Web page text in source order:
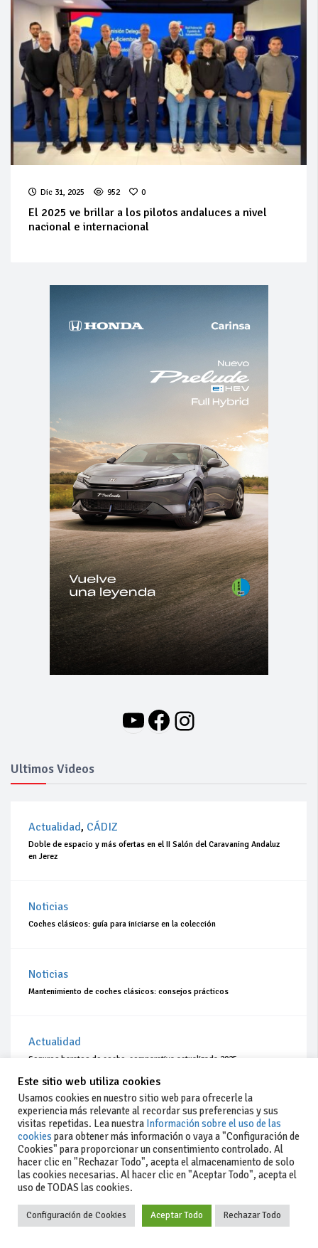
Dic 31, 2025 952 0
El 2025 ve brillar a los pilotos andaluces a nivel
nacional e internacional
YouTube
Facebook
Instagram
Ultimos Videos
Actualidad, CÁDIZ
Doble de espacio y más ofertas en el II Salón del Caravaning Andaluz
en Jerez
Noticias
Coches clásicos: guía para iniciarse en la colección
Noticias
Mantenimiento de coches clásicos: consejos prácticos
Actualidad
Seguros baratos de coche: comparativa actualizada 2025
Actualidad
Coches de ocasión: guía completa para comprar seguro
Este sitio web utiliza cookies
Usamos cookies en nuestro sitio web para ofrecerle la
experiencia más relevante al recordar sus preferencias y sus
visitas repetidas. Lea nuestra Información sobre el uso de las
cookies para obtener más información o vaya a "Configuración de
Cookies" para proporcionar un consentimiento controlado. Al
hacer clic en "Rechazar Todo", acepta el almacenamiento de solo
las cookies necesarias. Al hacer clic en "Aceptar Todo", acepta el
uso de TODAS las cookies.
Configuración de Cookies Aceptar Todo Rechazar Todo